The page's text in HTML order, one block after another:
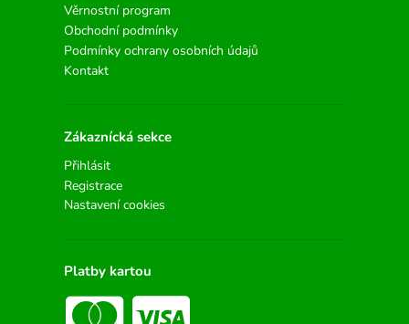
Věrnostní program
Obchodní podmínky
Podmínky ochrany osobních údajů
Kontakt
Zákaznícká sekce
Přihlásit
Registrace
Nastavení cookies
Platby kartou